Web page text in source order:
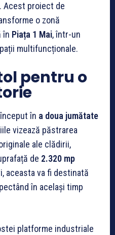
. Acest proiect de
o zonă
în Piața 1 Mai, într-un
multifuncționale.
pentru o
în a doua jumătate
vizează păstrarea
ale clădirii,
de 2.320 mp
aceasta va fi destinată
în același timp
platforme industriale